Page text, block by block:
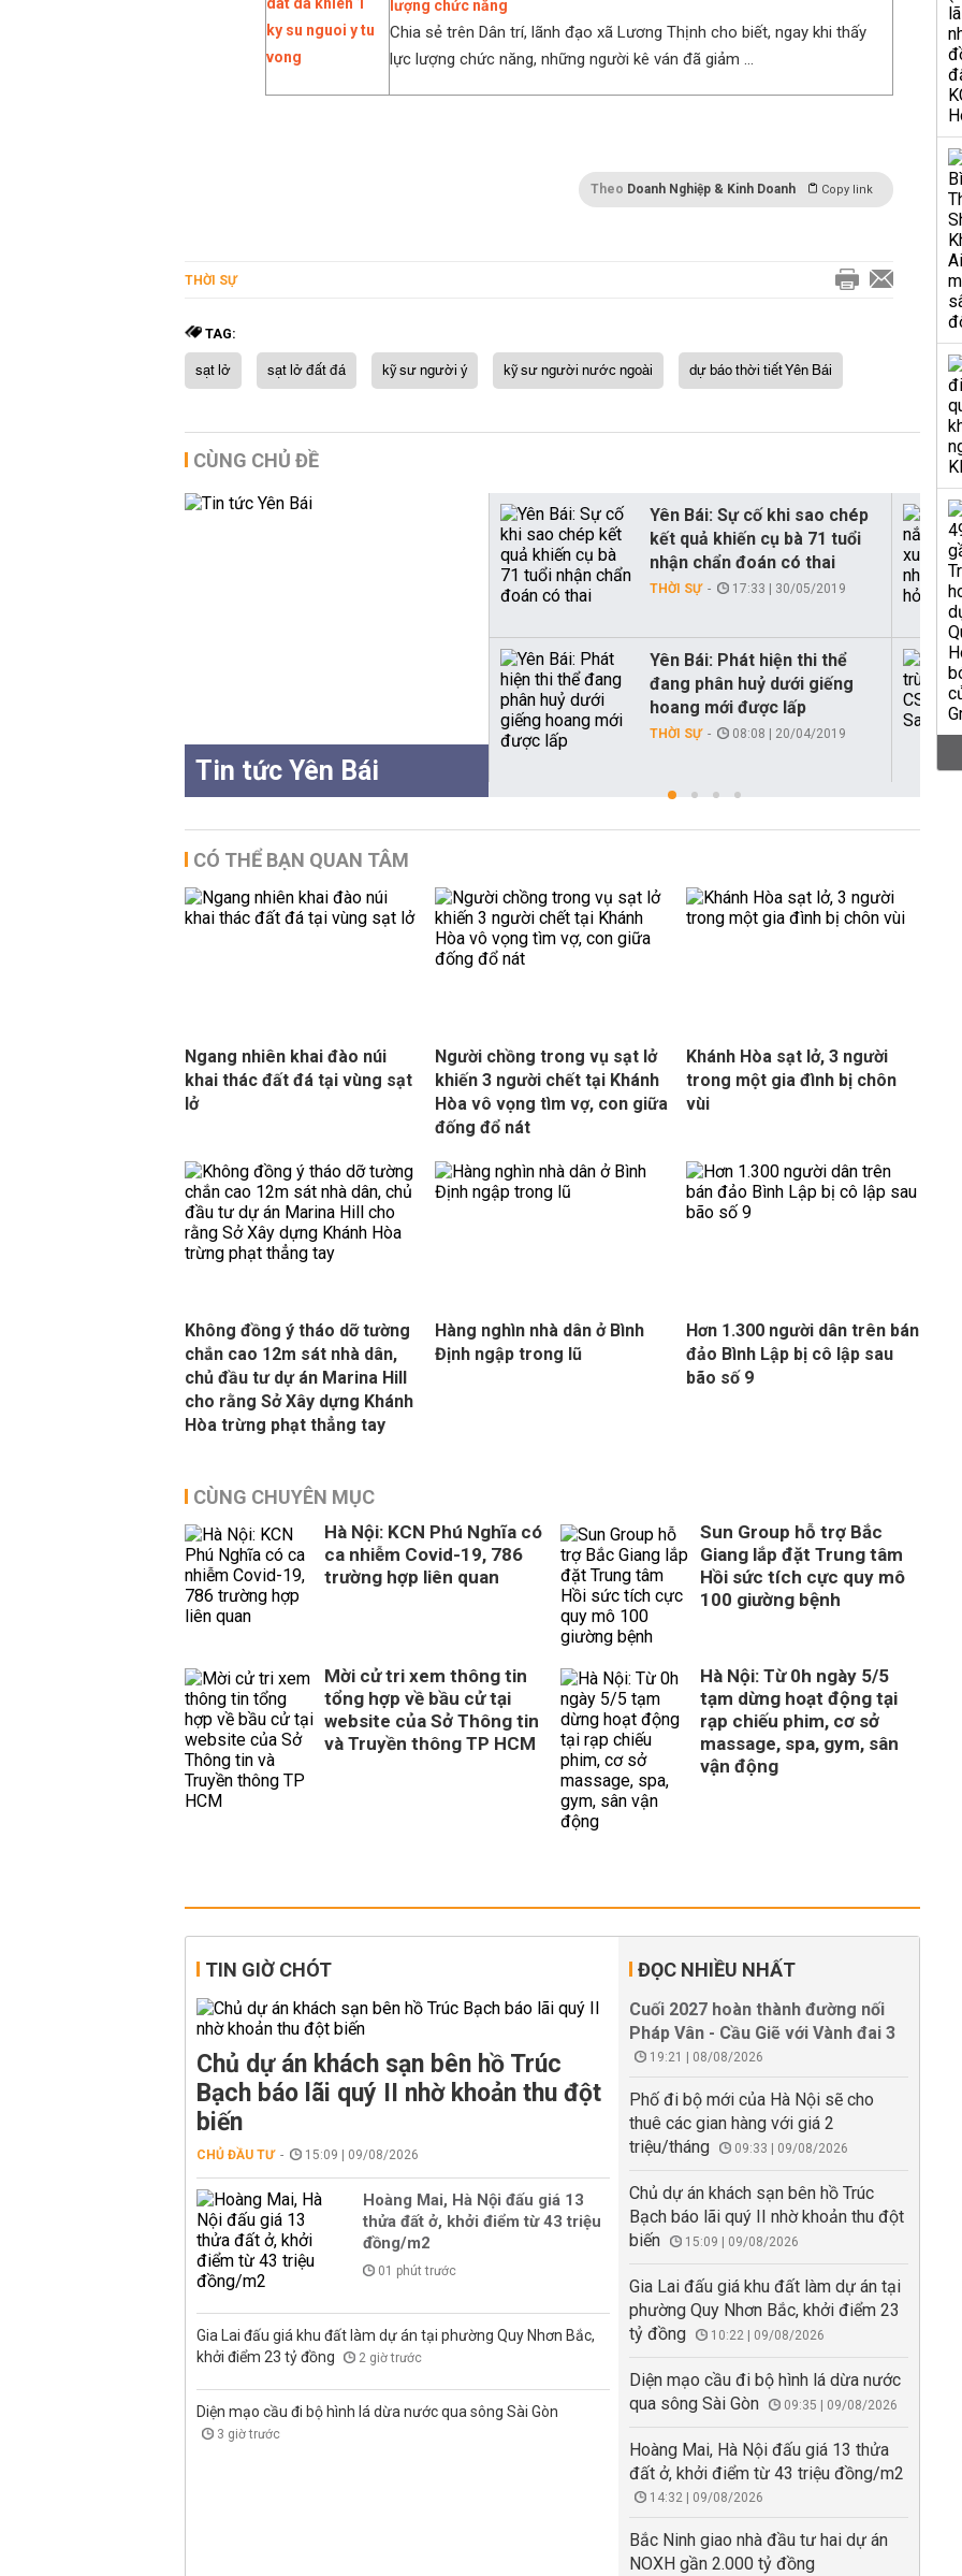
lượng chức năng
Chia sẻ trên Dân trí, lãnh đạo xã Lương Thịnh cho biết, ngay khi thấy
lực lượng chức năng, những người kê ván đã giảm ...
Theo Doanh Nghiệp & Kinh Doanh Copy link
THỜI SỰ
TAG:
sạt lở sạt lở đất đá kỹ sư người ý kỹ sư người nước ngoài dự báo thời tiết Yên Bái
CÙNG CHỦ ĐỀ
Tin tức Yên Bái
Yên Bái: Sự cố khi sao chép
kết quả khiến cụ bà 71 tuổi
nhận chẩn đoán có thai
THỜI SỰ 17:33 | 30/05/2019
Yên Bái: Phát hiện thi thể
đang phân huỷ dưới giếng
hoang mới được lấp
THỜI SỰ 08:08 | 20/04/2019
CÓ THỂ BẠN QUAN TÂM
Ngang nhiên khai đào núi
khai thác đất đá tại vùng sạt
lở
Người chồng trong vụ sạt lở
khiến 3 người chết tại Khánh
Hòa vô vọng tìm vợ, con giữa
đống đổ nát
Khánh Hòa sạt lở, 3 người
trong một gia đình bị chôn
vùi
Không đồng ý tháo dỡ tường
chắn cao 12m sát nhà dân,
chủ đầu tư dự án Marina Hill
cho rằng Sở Xây dựng Khánh
Hòa trừng phạt thẳng tay
Hàng nghìn nhà dân ở Bình
Định ngập trong lũ
Hơn 1.300 người dân trên bán
đảo Bình Lập bị cô lập sau
bão số 9
CÙNG CHUYÊN MỤC
Hà Nội: KCN Phú Nghĩa có
ca nhiễm Covid-19, 786
trường hợp liên quan
Sun Group hỗ trợ Bắc
Giang lắp đặt Trung tâm
Hồi sức tích cực quy mô
100 giường bệnh
Mời cử tri xem thông tin
tổng hợp về bầu cử tại
website của Sở Thông tin
và Truyền thông TP HCM
Hà Nội: Từ 0h ngày 5/5
tạm dừng hoạt động tại
rạp chiếu phim, cơ sở
massage, spa, gym, sân
vận động
TIN GIỜ CHÓT
Chủ dự án khách sạn bên hồ Trúc
Bạch báo lãi quý II nhờ khoản thu đột
biến
CHỦ ĐẦU TƯ 15:09 | 09/08/2026
Hoàng Mai, Hà Nội đấu giá 13
thửa đất ở, khởi điểm từ 43 triệu
đồng/m2
01 phút trước
Gia Lai đấu giá khu đất làm dự án tại phường Quy Nhơn Bắc,
khởi điểm 23 tỷ đồng
2 giờ trước
Diện mạo cầu đi bộ hình lá dừa nước qua sông Sài Gòn
3 giờ trước
ĐỌC NHIỀU NHẤT
Cuối 2027 hoàn thành đường nối
Pháp Vân - Cầu Giẽ với Vành đai 3
19:21 | 08/08/2026
Phố đi bộ mới của Hà Nội sẽ cho
thuê các gian hàng với giá 2
triệu/tháng
09:33 | 09/08/2026
Chủ dự án khách sạn bên hồ Trúc
Bạch báo lãi quý II nhờ khoản thu đột
biến
15:09 | 09/08/2026
Gia Lai đấu giá khu đất làm dự án tại
phường Quy Nhơn Bắc, khởi điểm 23
tỷ đồng
10:22 | 09/08/2026
Diện mạo cầu đi bộ hình lá dừa nước
qua sông Sài Gòn
09:35 | 09/08/2026
Hoàng Mai, Hà Nội đấu giá 13 thửa
đất ở, khởi điểm từ 43 triệu đồng/m2
14:32 | 09/08/2026
Bắc Ninh giao nhà đầu tư hai dự án
NOXH gần 2.000 tỷ đồng